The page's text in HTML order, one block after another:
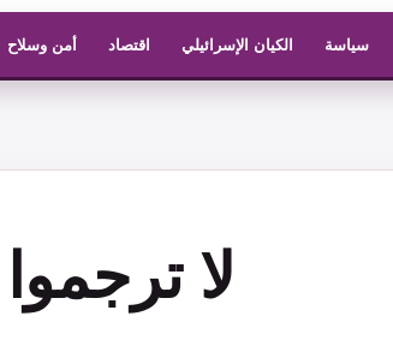
سياسة الكيان الإسرائيلي اقتصاد أمن وسلاح
لا